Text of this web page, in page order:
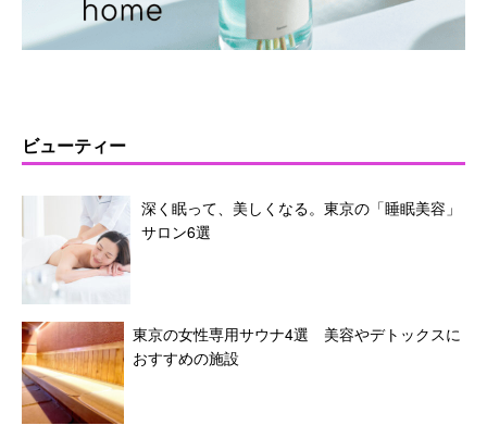
ビューティー
深く眠って、美しくなる。東京の「睡眠美容」
サロン6選
東京の女性専用サウナ4選 美容やデトックスに
おすすめの施設